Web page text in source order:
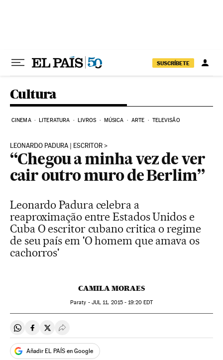
SUSCRÍBETE
Cultura
CINEMA LITERATURA LIVROS MÚSICA ARTE TELEVISÃO
LEONARDO PADURA | ESCRITOR
“Chegou a minha vez de ver
cair outro muro de Berlim”
Leonardo Padura celebra a
reaproximação entre Estados Unidos e
Cuba O escritor cubano critica o regime
de seu país em 'O homem que amava os
cachorros'
CAMILA MORAES
Paraty - JUL 11, 2015 - 19:20EDT
Compartir en Whatsapp
Compartir en Facebook
Compartir en Twitter
Desplegar Redes Sociales
Añadir EL PAÍS en Google